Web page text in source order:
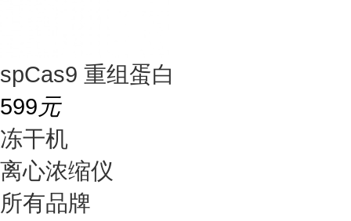
spCas9 重组蛋白
599元
冻干机
离心浓缩仪
所有品牌